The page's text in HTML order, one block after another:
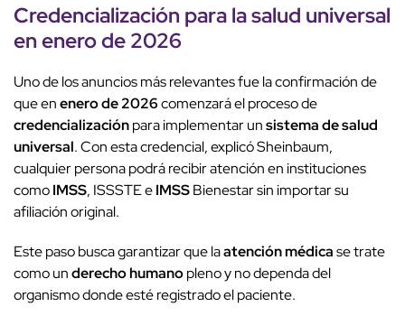
Credencialización para la salud universal
enenero de 2026
Uno de los anuncios más relevantes fue la confirmación de
que enenero de 2026comenzará el proceso de
credencializaciónpara implementar unsistema de salud
universal. Con esta credencial, explicó Sheinbaum,
cualquier persona podrá recibir atención en instituciones
comoIMSS, ISSSTE eIMSSBienestar sin importar su
afiliación original.
Este paso busca garantizar que laatención médicase trate
como underecho humanopleno y no dependa del
organismo donde esté registrado el paciente.